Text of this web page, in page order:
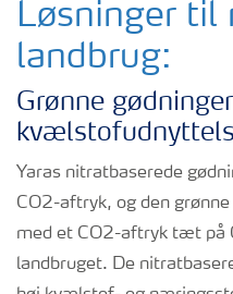
Løsninger til
landbrug:
Grønne
Yaras nitratbaserede
CO2-aftryk, og den
med et CO2-aftryk tæt på
landbruget. De